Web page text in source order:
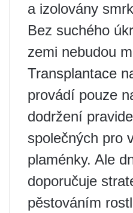
a izolovány
Bez suchého
zemi nebudou
Transplantace
provádí pouze
dodržení
společných pro
plaménky. Ale
doporučuje
pěstováním